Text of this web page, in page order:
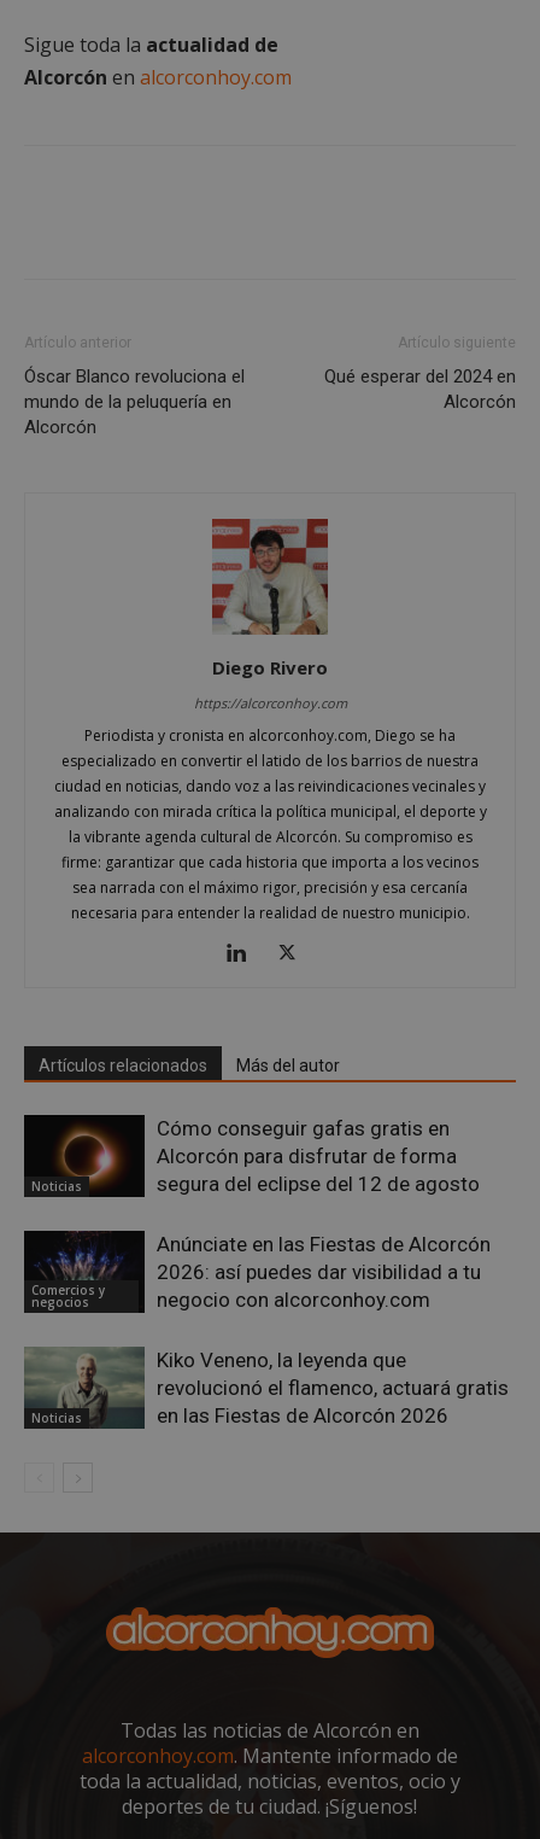
Sigue toda la actualidad de
Alcorcón en alcorconhoy.com
Artículo anterior
Óscar Blanco revoluciona el
mundo de la peluquería en
Alcorcón
Artículo siguiente
Qué esperar del 2024 en
Alcorcón
Diego Rivero
https://alcorconhoy.com
Periodista y cronista en alcorconhoy.com, Diego se ha
especializado en convertir el latido de los barrios de nuestra
ciudad en noticias, dando voz a las reivindicaciones vecinales y
analizando con mirada crítica la política municipal, el deporte y
la vibrante agenda cultural de Alcorcón. Su compromiso es
firme: garantizar que cada historia que importa a los vecinos
sea narrada con el máximo rigor, precisión y esa cercanía
necesaria para entender la realidad de nuestro municipio.
Artículos relacionados Más del autor
Noticias
Cómo conseguir gafas gratis en
Alcorcón para disfrutar de forma
segura del eclipse del 12 de agosto
Comercios y
negocios
Anúnciate en las Fiestas de Alcorcón
2026: así puedes dar visibilidad a tu
negocio con alcorconhoy.com
Noticias
Kiko Veneno, la leyenda que
revolucionó el flamenco, actuará gratis
en las Fiestas de Alcorcón 2026
Todas las noticias de Alcorcón en
alcorconhoy.com. Mantente informado de
toda la actualidad, noticias, eventos, ocio y
deportes de tu ciudad. ¡Síguenos!
.spotify.com
VISITOR_PRIVACY_METADATA
YouTube
.spotify.com
CookieScriptConsent
CookieScript
alcorconhoy.com